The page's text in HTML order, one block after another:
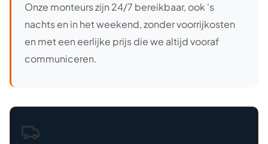
Onze monteurs zijn 24/7 bereikbaar, ook 's
nachts en in het weekend, zonder voorrijkosten
en met een eerlijke prijs die we altijd vooraf
communiceren.